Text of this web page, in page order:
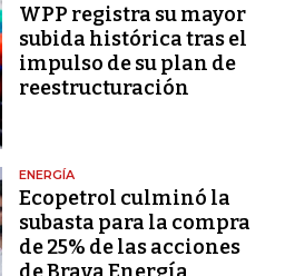
WPP registra su mayor
subida histórica tras el
impulso de su plan de
reestructuración
ENERGÍA
Ecopetrol culminó la
subasta para la compra
de 25% de las acciones